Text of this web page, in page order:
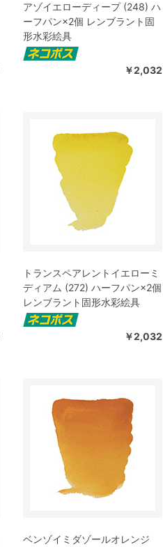
アゾイエローディープ (248) ハ
ーフパン×2個 レンブラント固
形水彩絵具
￥2,032
トランスペアレントイエローミ
ディアム (272) ハーフパン×2個
レンブラント固形水彩絵具
￥2,032
ベンゾイミダゾールオレンジ